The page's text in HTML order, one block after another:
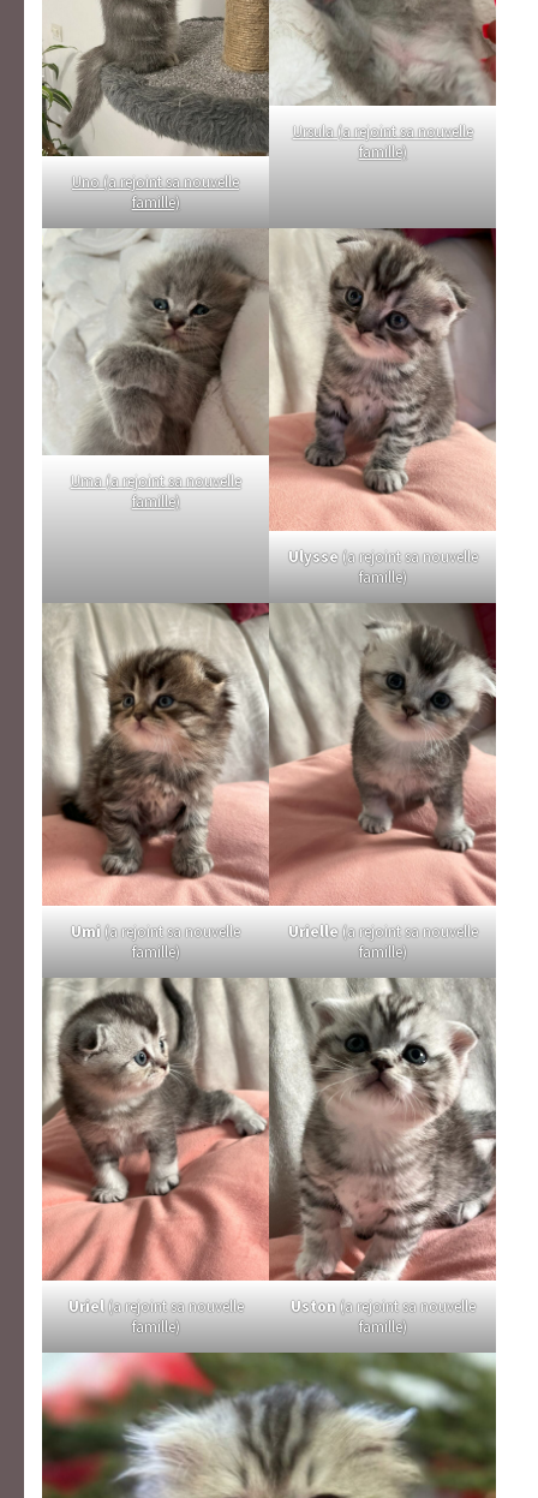
Uno (a rejoint sa nouvelle
famille)
Ursula (a rejoint sa nouvelle
famille)
Uma (a rejoint sa nouvelle
famille)
Ulysse(a rejoint sa nouvelle
famille)
Umi(a rejoint sa nouvelle
famille)
Urielle(a rejoint sa nouvelle
famille)
Uriel(a rejoint sa nouvelle
famille)
Uston(a rejoint sa nouvelle
famille)